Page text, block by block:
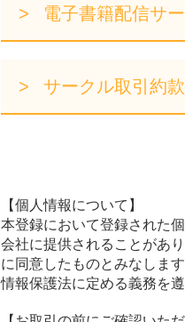
電子書籍配信サ
サークル取引約款
【個人情報について】
本登録において登録された
会社に提供されることがあ
に同意したものとみなしま
情報保護法に定める義務を